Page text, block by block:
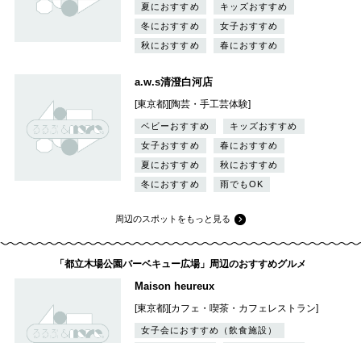
夏におすすめ
キッズおすすめ
冬におすすめ
女子おすすめ
秋におすすめ
春におすすめ
a.w.s清澄白河店
[東京都][陶芸・手工芸体験]
ベビーおすすめ
キッズおすすめ
女子おすすめ
春におすすめ
夏におすすめ
秋におすすめ
冬におすすめ
雨でもOK
周辺のスポットをもっと見る
「都立木場公園バーベキュー広場」周辺のおすすめグルメ
Maison heureux
[東京都][カフェ・喫茶・カフェレストラン]
女子会におすすめ（飲食施設）